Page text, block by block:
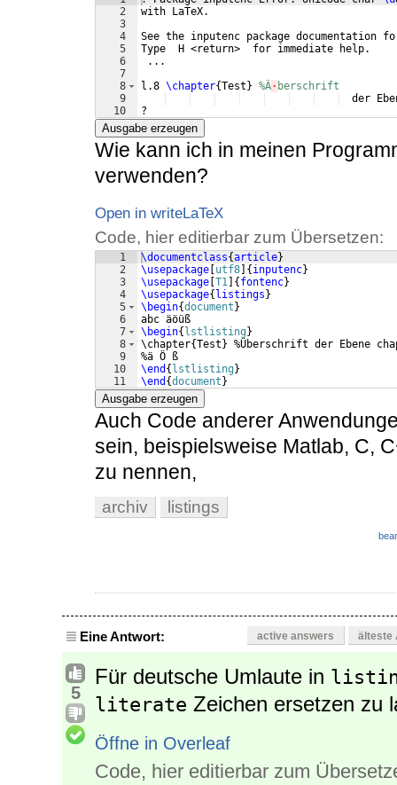
2
3
4
5
6
7
8
9
10
with LaTeX.
See the inputenc package documentation
Type  H <return>  for immediate help.
...
l.8 \chapter{Test } %Ã· berschrift
der
?
Ausgabe erzeugen
Wie kann ich in meinen
verwenden?
Open in writeLaTeX
Code, hier editierbar zum Übersetzen:
1
2
3
4
5
6
7
8
9
10
11
\documentclass{article}
\usepackage utf8 { inputenc}
\usepackage T1 { fontenc}
\usepackage{ listings }
\begin{document }
abc äöüß
\begin{ lstlisting }
\chapter{Test} %Überschrift der Ebene
%ä Ö ß
\end { lstlisting }
\end {document }
Ausgabe erzeugen
Auch Code anderer
sein, beispielsweise Matlab, C,
zu nennen,
archiv listings
Eine Antwort: active answers älteste
5
Für deutsche Umlaute in
literate Zeichen ersetzen zu
Öffne in Overleaf
Code, hier editierbar zum